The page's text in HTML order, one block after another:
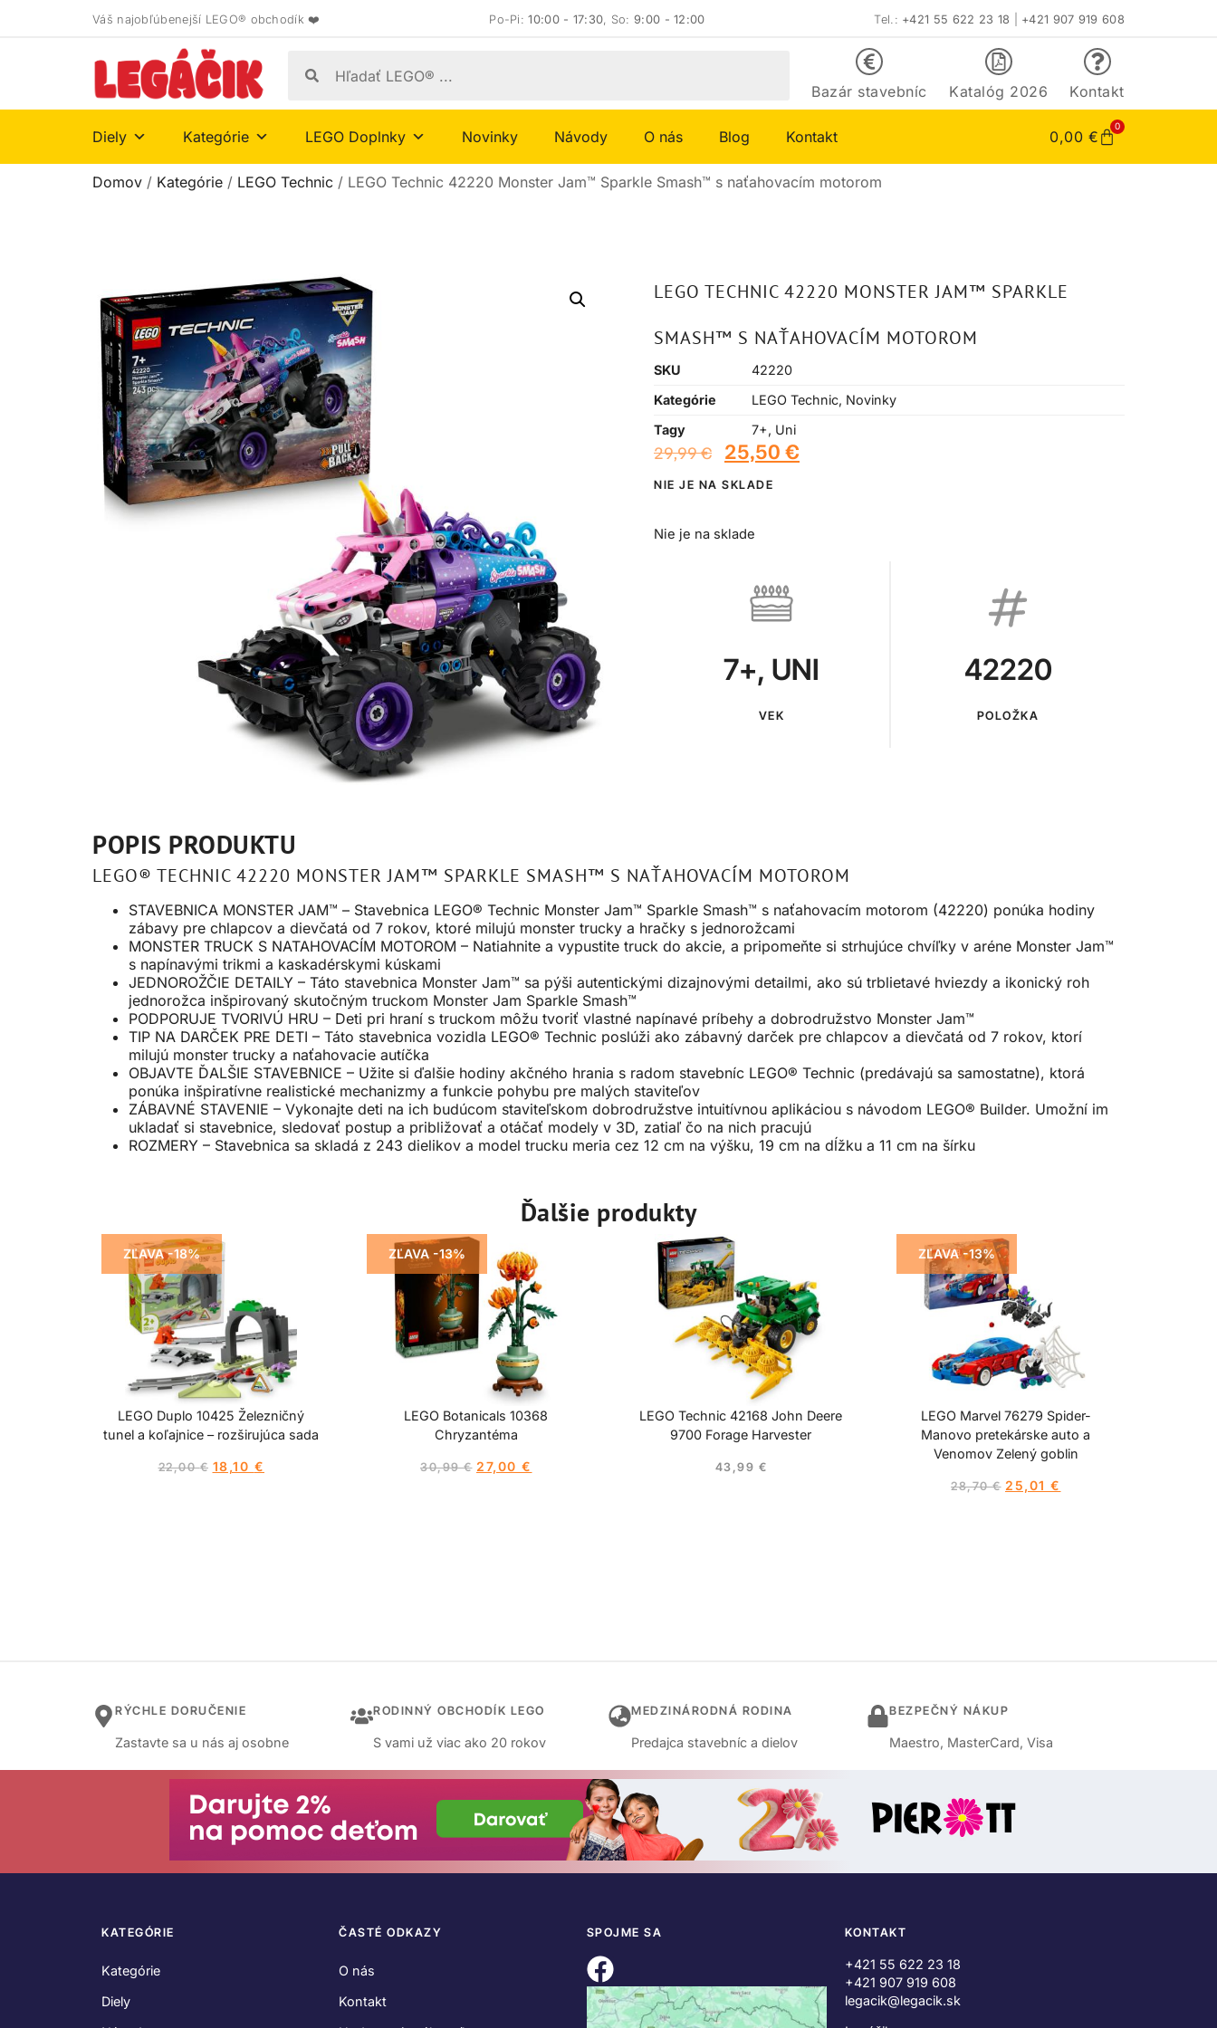
Váš najobľúbenejší LEGO® obchodík ❤️ Po-Pi:10:00 - 17:30, So:9:00 - 12:00 Tel.: +421 55 622 23 18 +421 907 919 608
Bazár stavebníc Katalóg 2026 Kontakt
Diely Kategórie LEGO Doplnky Novinky Návody O nás Blog Kontakt 0,00 €
0
Domov / Kategórie / LEGO Technic / LEGO Technic 42220 Monster Jam™ Sparkle Smash™ s naťahovacím motorom
LEGO TECHNIC 42220 MONSTER JAM™ SPARKLE
SMASH™ S NAŤAHOVACÍM MOTOROM
SKU
42220
Kategórie
LEGO Technic, Novinky
Tagy
7+, Uni
29,99€ 25,50 €
NIE JE NA SKLADE
Nie je na sklade
7+, UNI
VEK
42220
POLOŽKA
POPIS PRODUKTU
LEGO® TECHNIC 42220 MONSTER JAM™ SPARKLE SMASH™ S NAŤAHOVACÍM MOTOROM
STAVEBNICA MONSTER JAM™ – Stavebnica LEGO® Technic Monster Jam™ Sparkle Smash™ s naťahovacím motorom (42220) ponúka hodiny
zábavy pre chlapcov a dievčatá od 7 rokov, ktoré milujú monster trucky a hračky s jednorožcami
MONSTER TRUCK S NATAHOVACÍM MOTOROM – Natiahnite a vypustite truck do akcie, a pripomeňte si strhujúce chvíľky v aréne Monster Jam™
s napínavými trikmi a kaskadérskymi kúskami
JEDNOROŽČIE DETAILY – Táto stavebnica Monster Jam™ sa pýši autentickými dizajnovými detailmi, ako sú trblietavé hviezdy a ikonický roh
jednorožca inšpirovaný skutočným truckom Monster Jam Sparkle Smash™
PODPORUJE TVORIVÚ HRU – Deti pri hraní s truckom môžu tvoriť vlastné napínavé príbehy a dobrodružstvo Monster Jam™
TIP NA DARČEK PRE DETI – Táto stavebnica vozidla LEGO® Technic poslúži ako zábavný darček pre chlapcov a dievčatá od 7 rokov, ktorí
milujú monster trucky a naťahovacie autíčka
OBJAVTE ĎALŠIE STAVEBNICE – Užite si ďalšie hodiny akčného hrania s radom stavebníc LEGO® Technic (predávajú sa samostatne), ktorá
ponúka inšpiratívne realistické mechanizmy a funkcie pohybu pre malých staviteľov
ZÁBAVNÉ STAVENIE – Vykonajte deti na ich budúcom staviteľskom dobrodružstve intuitívnou aplikáciou s návodom LEGO® Builder. Umožní im
ukladať si stavebnice, sledovať postup a približovať a otáčať modely v 3D, zatiaľ čo na nich pracujú
ROZMERY – Stavebnica sa skladá z 243 dielikov a model trucku meria cez 12 cm na výšku, 19 cm na dĺžku a 11 cm na šírku
Ďalšie produkty
ZĽAVA -18%
LEGO Duplo 10425 Železničný
tunel a koľajnice – rozširujúca sada
22,00€ 18,10 €
ZĽAVA -13%
LEGO Botanicals 10368
Chryzantéma
30,99€ 27,00 €
LEGO Technic 42168 John Deere
9700 Forage Harvester
43,99 €
ZĽAVA -13%
LEGO Marvel 76279 Spider-
Manovo pretekárske auto a
Venomov Zelený goblin
28,70€ 25,01 €
RÝCHLE DORUČENIE
Zastavte sa u nás aj osobne
RODINNÝ OBCHODÍK LEGO
S vami už viac ako 20 rokov
MEDZINÁRODNÁ RODINA
Predajca stavebníc a dielov
BEZPEČNÝ NÁKUP
Maestro, MasterCard, Visa
KATEGÓRIE
Kategórie
Diely
ČASTÉ ODKAZY
O nás
Kontakt
SPOJME SA KONTAKT
+421 55 622 23 18
+421 907 919 608
legacik@legacik.sk